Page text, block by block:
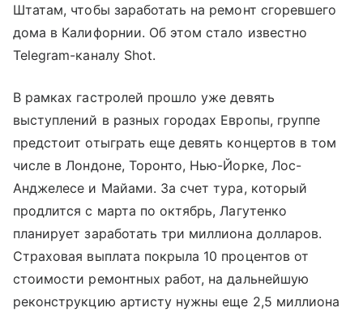
Штатам, чтобы заработать на ремонт сгоревшего
дома в Калифорнии. Об этом стало известно
Telegram-каналу Shot.
В рамках гастролей прошло уже девять
выступлений в разных городах Европы, группе
предстоит отыграть еще девять концертов в том
числе в Лондоне, Торонто, Нью-Йорке, Лос-
Анджелесе и Майами. За счет тура, который
продлится с марта по октябрь, Лагутенко
планирует заработать три миллиона долларов.
Страховая выплата покрыла 10 процентов от
стоимости ремонтных работ, на дальнейшую
реконструкцию артисту нужны еще 2,5 миллиона